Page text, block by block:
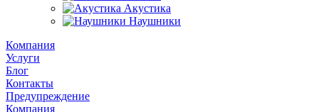
Акустика
Наушники
Компания
Услуги
Блог
Контакты
Предупреждение
Компания